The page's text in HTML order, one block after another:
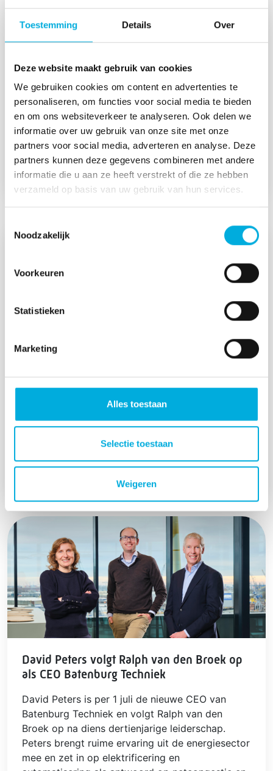
Toestemming Details Over
Deze website maakt gebruik van cookies
We gebruiken cookies om content en advertenties te
personaliseren, om functies voor social media te bieden
en om ons websiteverkeer te analyseren. Ook delen we
informatie over uw gebruik van onze site met onze
partners voor social media, adverteren en analyse. Deze
partners kunnen deze gegevens combineren met andere
informatie die u aan ze heeft verstrekt of die ze hebben
verzameld op basis van uw gebruik van hun services.
Noodzakelijk
Voorkeuren
Statistieken
Marketing
Alles toestaan
Selectie toestaan
Weigeren
Samen met het Hoogheemraadschap van
Delfland tekenden we het PIMS-project: een
toekomstbestendig datafundament voor
zuiveringsinstallatie De Groote Lucht, gebouwd
op het AVEVA PI-platform.
Lees meer
Cable pooling voor laadpleinen: slimmer
laden ondanks netcongestie
Wat is cable pooling en wanneer is het
pooling een oplossing kan zijn voor jouw
David Peters volgt Ralph van den Broek op
als CEO Batenburg Techniek
David Peters is per 1 juli de nieuwe CEO van
Batenburg Techniek en volgt Ralph van den
Broek op na diens dertienjarige leiderschap.
Peters brengt ruime ervaring uit de energiesector
mee en zet in op elektrificering en